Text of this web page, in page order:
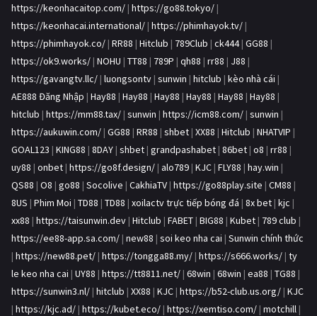
https://keonhacaitop.com/ | https://go88.tokyo/ |
https://keonhacai.international/ | https://phimhayok.tv/ |
https://phimhayok.co/ | RR88 | Hitclub | 789Club | ck444| GG88 |
https://ok9.works/ | NOHU | TT88 | 789P | qh88 | rr88 | J88 |
https://gavangtv.llc/ | luongsontv | sunwin | hitclub | kèo nhà cái |
AE888 Đăng Nhập | Hay88 | Hay88 | Hay88 | Hay88 | Hay88 | Hay88 |
hitclub | https://mm88.tax/ | sunwin | https://icm88.com/ | sunwin |
https://aukuwin.com/ | GG88 | RR88 | shbet | XX88 | Hitclub | NHATVIP |
GOAL123 | KING88 | 8DAY | shbet | grandpashabet | 86bet | o8 | rr88 |
uy88 | onbet | https://go8f.design/ | alo789 | KJC | FLY88 | hay.win |
QS88 | O8 | go88 | Socolive | CakhiaTV | https://go88play.site | CM88 |
8US | Phim Moi | TD88 | TD88 | xoilactv trực tiếp bóng đá | 8x bet | kjc |
xx88 | https://taisunwin.dev | Hitclub | FABET | BIG88 | Kubet | 789 club |
https://ee88-app.sa.com/ | new88 | soi keo nha cai | Sunwin chính thức
| https://new88.pet/ | https://tongga88.my/ | https://s666.works/ | ty
le keo nha cai | UY88 | https://tt8811.net/ | 68win | 68win | ea88 | TG88 |
https://sunwin3.nl/ | hitclub | XX88 | KJC | https://b52-club.us.org/ | KJC
| https://kjc.ad/ | https://kubet.eco/ | https://xemtiso.com/ | motchill |